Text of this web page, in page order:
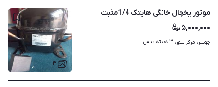
۳
موتور یخچال خانگی هایتک 1/4مثبت
۵,۰۰۰,۰۰۰
جویبار، مرکز شهر، ۳ هفته پیش